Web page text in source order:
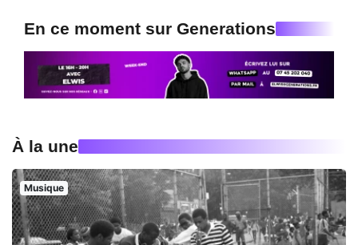
En ce moment sur Generations
À la une
Musique